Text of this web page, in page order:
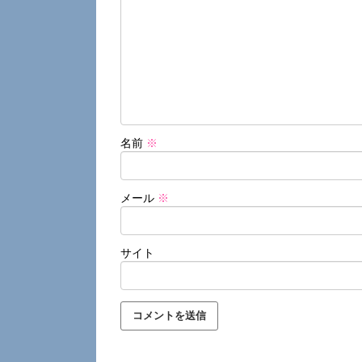
名前 ※
メール ※
サイト